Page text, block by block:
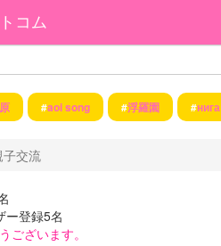
コム
#aoi song #浮羅園 #нига
子交流
ー登録5名
ございます。